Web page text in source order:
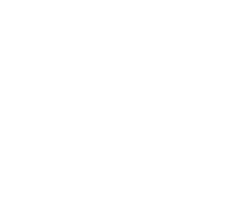
杖的雨街后巷”。 在这有着无尽时间
、扰乱秩序的暗紫色暗力；天地遴选十二山海神兽为十二秩序祀
全新动画 新作将继承经典、结合潮流、呈现崭新的花仙子世界